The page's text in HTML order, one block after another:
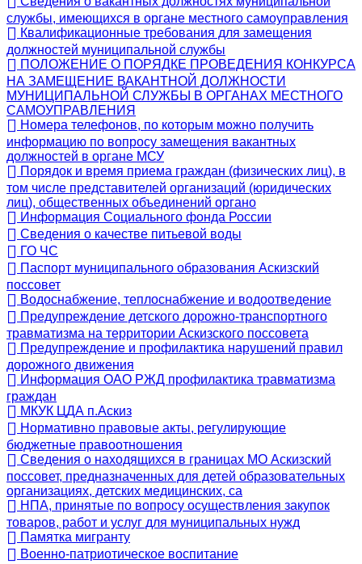
службы, имеющихся в органе местного самоуправления
Квалификационные требования для замещения
должностей муниципальной службы
ПОЛОЖЕНИЕ О ПОРЯДКЕ ПРОВЕДЕНИЯ КОНКУРСА
НА ЗАМЕЩЕНИЕ ВАКАНТНОЙ ДОЛЖНОСТИ
МУНИЦИПАЛЬНОЙ СЛУЖБЫ В ОРГАНАХ МЕСТНОГО
САМОУПРАВЛЕНИЯ
Номера телефонов, по которым можно получить
информацию по вопросу замещения вакантных
должностей в органе МСУ
Порядок и время приема граждан (физических лиц), в
том числе представителей организаций (юридических
лиц), общественных объединений органо
Информация Социального фонда России
Сведения о качестве питьевой воды
ГО ЧС
Паспорт муниципального образования Аскизский
поссовет
Водоснабжение, теплоснабжение и водоотведение
Предупреждение детского дорожно-транспортного
травматизма на территории Аскизского поссовета
Предупреждение и профилактика нарушений правил
дорожного движения
Информация ОАО РЖД профилактика травматизма
граждан
МКУК ЦДА п.Аскиз
Нормативно правовые акты, регулирующие
бюджетные правоотношения
Сведения о находящихся в границах МО Аскизский
поссовет, предназначенных для детей образовательных
организациях, детских медицинских, са
НПА, принятые по вопросу осуществления закупок
товаров, работ и услуг для муниципальных нужд
Памятка мигранту
Военно-патриотическое воспитание